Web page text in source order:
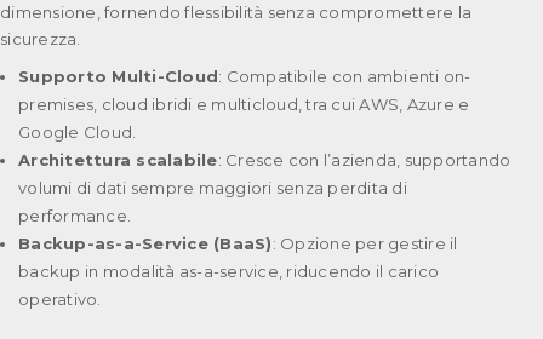
dimensione, fornendo flessibilità senza compromettere la
sicurezza.
Supporto Multi-Cloud: Compatibile con ambienti on-
premises, cloud ibridi e multicloud, tra cui AWS, Azure e
Google Cloud.
Architettura scalabile: Cresce con l’azienda, supportando
volumi di dati sempre maggiori senza perdita di
performance.
Backup-as-a-Service (BaaS): Opzione per gestire il
backup in modalità as-a-service, riducendo il carico
operativo.